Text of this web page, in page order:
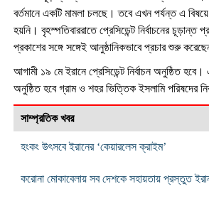
বর্তমানে একটি মামলা চলছে। তবে এখন পর্যন্ত এ
হয়নি। বৃহস্পতিবাররাতে প্রেসিডেন্ট নির্বাচনের চূড়ান্ত
প্রকাশের সঙ্গে সঙ্গেই আনুষ্ঠানিকভাবে প্রচার শুরু করেছেন
আগামী ১৯ মে ইরানে প্রেসিডেন্ট নির্বাচন অনুষ্ঠিত
অনুষ্ঠিত হবে গ্রাম ও শহর ভিত্তিক ইসলামি পরিষদের
সাম্প্রতিক খবর
হংকং উৎসবে ইরানের ‘কেয়ারলেস ক্রাইম’
করোনা মোকাবেলায় সব দেশকে সহায়তায় প্রস্তুত